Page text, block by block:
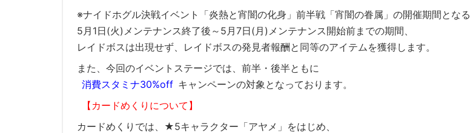
※ナイドホグル決戦イベント「炎熱と宵闇の化身」前半戦「宵闇の眷属」の開催期間となる
5月1日(火)メンテナンス終了後～5月7日(月)メンテナンス開始前までの期間、
レイドボスは出現せず、レイドボスの発見者報酬と同等のアイテムを獲得します。
また、今回のイベントステージでは、前半・後半ともに
消費スタミナ30%off キャンペーンの対象となっております。
【カードめくりについて】
カードめくりでは、★5キャラクター「アヤメ」をはじめ、